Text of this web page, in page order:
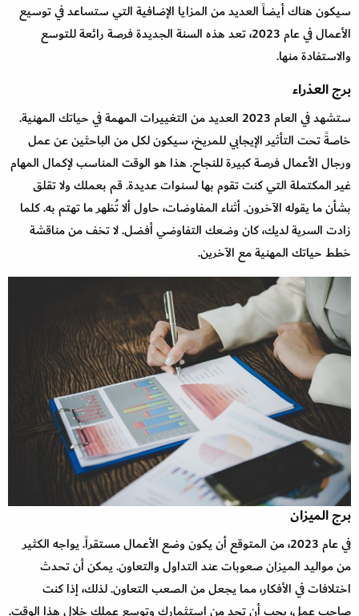
سيكون هناك أيضاً العديد من المزايا الإضافية التي ستساعد في توسيع
الأعمال في عام 2023، تعد هذه السنة الجديدة فرصة رائعة للتوسع
والاستفادة منها.
برج العذراء
ستشهد في العام 2023 العديد من التغييرات المهمة في حياتك المهنية.
خاصةً تحت التأثير الإيجابي للمريخ، سيكون لكل من الباحثين عن عمل
ورجال الأعمال فرصة كبيرة للنجاح. هذا هو الوقت المناسب لإكمال المهام
غير المكتملة التي كنت تقوم بها لسنوات عديدة. قم بعملك ولا تقلق
بشأن ما يقوله الآخرون. أثناء المفاوضات، حاول ألا تُظهر ما تهتم به. كلما
زادت السرية لديك، كان وضعك التفاوضي أفضل. لا تخف من مناقشة
خطط حياتك المهنية مع الآخرين.
برج الميزان
في عام 2023، من المتوقع أن يكون وضع الأعمال مستقراً. يواجه الكثير
من مواليد الميزان صعوبات عند التداول والتعاون. يمكن أن تحدث
اختلافات في الأفكار، مما يجعل من الصعب التعاون. لذلك، إذا كنت
صاحب عمل، يجب أن تحد من استثمارك وتوسع عملك خلال هذا الوقت.